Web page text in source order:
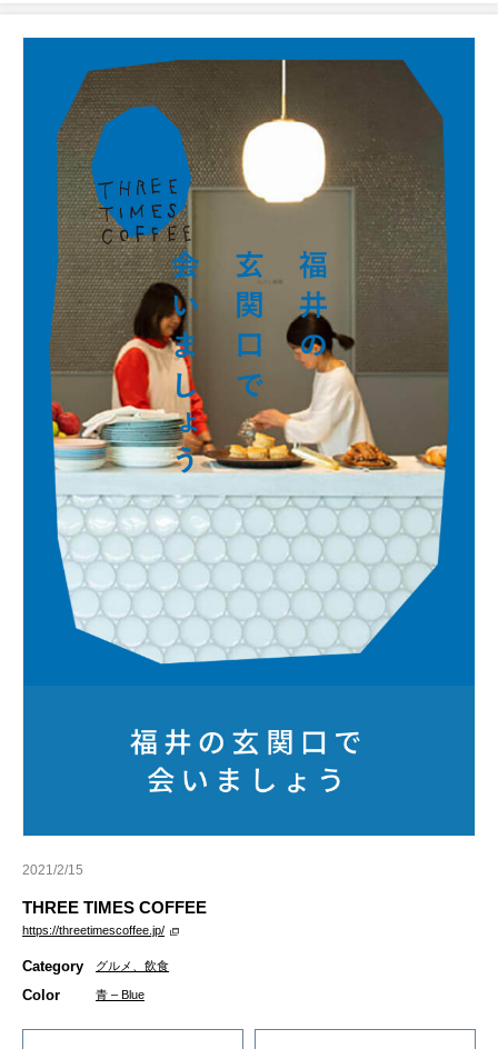
2021/2/15
THREE TIMES COFFEE
https://threetimescoffee.jp/
Category グルメ、飲食
Color 青 – Blue